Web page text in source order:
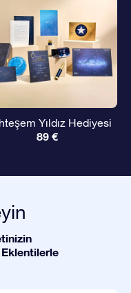
Yıldız Hediyesi
89 €
Eklentilerle